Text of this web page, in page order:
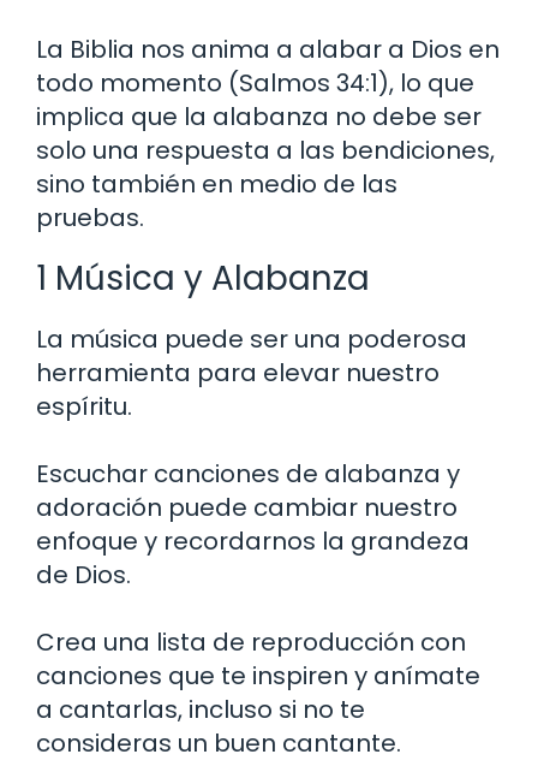
La Biblia nos anima a alabar a Dios en
todo momento (Salmos 34:1), lo que
implica que la alabanza no debe ser
solo una respuesta a las bendiciones,
sino también en medio de las
pruebas.
1 Música y Alabanza
La música puede ser una poderosa
herramienta para elevar nuestro
espíritu.
Escuchar canciones de alabanza y
adoración puede cambiar nuestro
enfoque y recordarnos la grandeza
de Dios.
Crea una lista de reproducción con
canciones que te inspiren y anímate
a cantarlas, incluso si no te
consideras un buen cantante.